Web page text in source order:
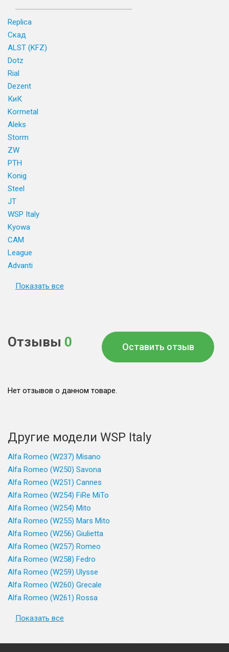
Replica
Скад
ALST (KFZ)
Dotz
Rial
Dezent
КиК
Kormetal
Aleks
Storm
ZW
PTH
Konig
Steel
JT
WSP Italy
Kyowa
CAM
League
Advanti
Показать все
Отзывы 0 Оставить отзыв
Нет отзывов о данном товаре.
Другие модели WSP Italy
Alfa Romeo (W237) Misano
Alfa Romeo (W250) Savona
Alfa Romeo (W251) Cannes
Alfa Romeo (W254) FiRe MiTo
Alfa Romeo (W254) Mito
Alfa Romeo (W255) Mars Mito
Alfa Romeo (W256) Giulietta
Alfa Romeo (W257) Romeo
Alfa Romeo (W258) Fedro
Alfa Romeo (W259) Ulysse
Alfa Romeo (W260) Grecale
Alfa Romeo (W261) Rossa
Показать все